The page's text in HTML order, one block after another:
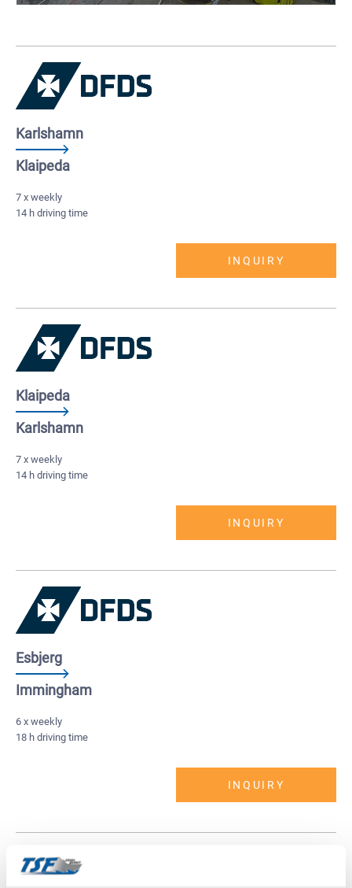
Karlshamn
Klaipeda
7 x weekly
14 h driving time
INQUIRY
Klaipeda
Karlshamn
7 x weekly
14 h driving time
INQUIRY
Esbjerg
Immingham
6 x weekly
18 h driving time
INQUIRY